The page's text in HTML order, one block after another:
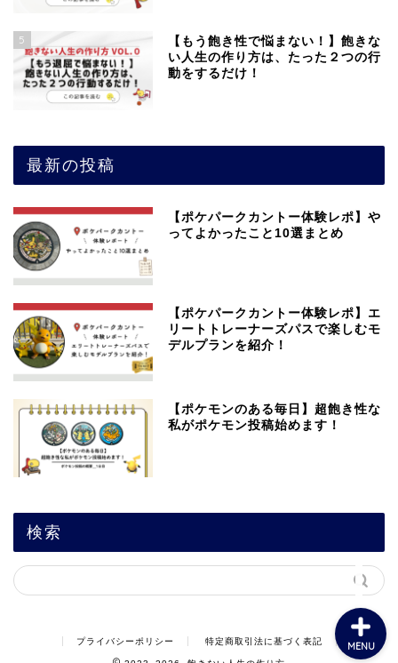
5
【もう飽き性で悩まない！】飽きな
い人生の作り方は、たった２つの行
動をするだけ！
最新の投稿
【ポケパークカントー体験レポ】や
ってよかったこと10選まとめ
【ポケパークカントー体験レポ】エ
リートトレーナーズパスで楽しむモ
デルプランを紹介！
【ポケモンのある毎日】超飽き性な
私がポケモン投稿始めます！
検索
プライバシーポリシー 特定商取引法に基づく表記 MENU